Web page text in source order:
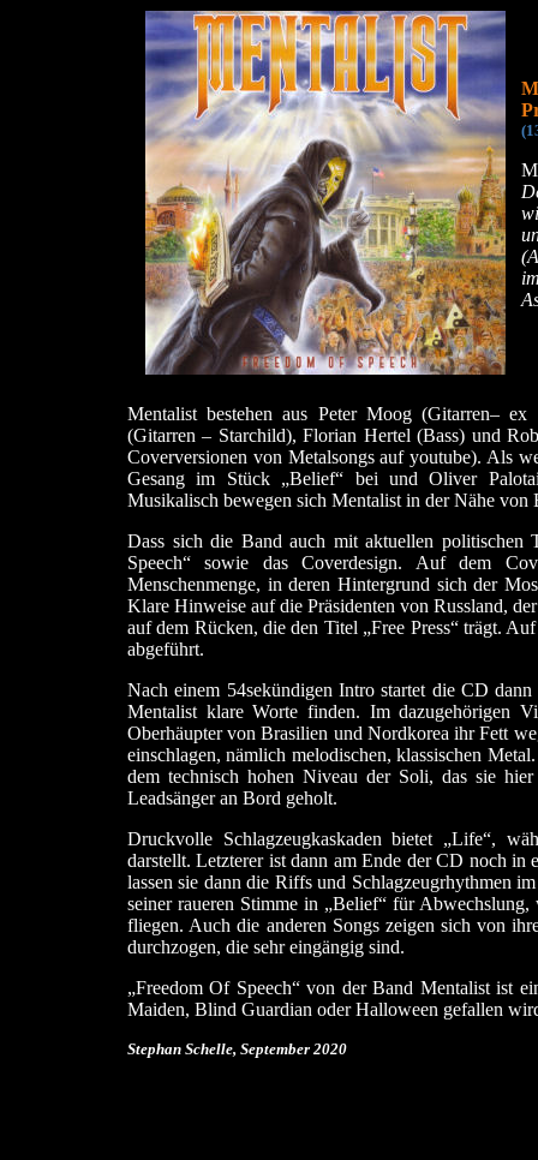
Mentalist bestehen aus Peter Moog (Gitarren–
(Gitarren – Starchild), Florian Hertel (Bass) und
Coverversionen von Metalsongs auf youtube). Als
Gesang im Stück „Belief“ bei und Oliver
Musikalisch bewegen sich Mentalist in der Nähe
Dass sich die Band auch mit aktuellen politischen
Speech“ sowie das Coverdesign. Auf dem
Menschenmenge, in deren Hintergrund sich der
Klare Hinweise auf die Präsidenten von Russland,
auf dem Rücken, die den Titel „Free Press“ trägt.
abgeführt.
Nach einem 54sekündigen Intro startet die CD
Mentalist klare Worte finden. Im dazugehörigen
Oberhäupter von Brasilien und Nordkorea ihr Fett
einschlagen, nämlich melodischen, klassischen
dem technisch hohen Niveau der Soli, das sie
Leadsänger an Bord geholt.
Druckvolle Schlagzeugkaskaden bietet „Life“,
darstellt. Letzterer ist dann am Ende der CD noch
lassen sie dann die Riffs und Schlagzeugrhythmen
seiner raueren Stimme in „Belief“ für
fliegen. Auch die anderen Songs zeigen sich von
durchzogen, die sehr eingängig sind.
„Freedom Of Speech“ von der Band Mentalist ist
Maiden, Blind Guardian oder Halloween gefallen
Stephan Schelle, September 2020